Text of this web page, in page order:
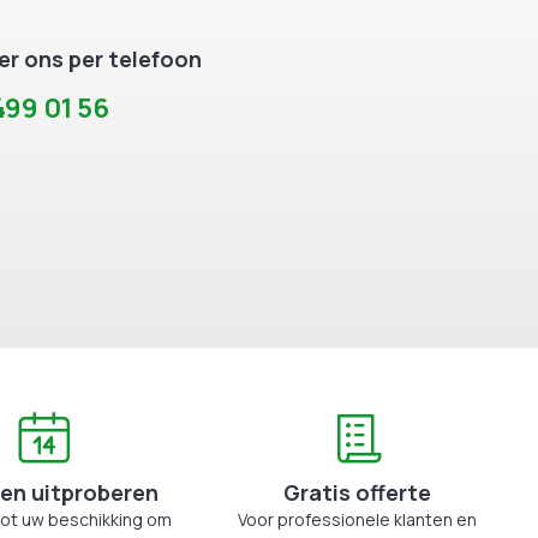
ons per telefoon
01 56
uitproberen
uw beschikking om
Gratis offerte
Voor professionele klanten en